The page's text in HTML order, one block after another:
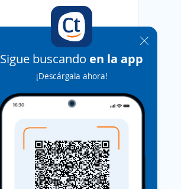
Sigue buscando en la app
¡Descárgala ahora!